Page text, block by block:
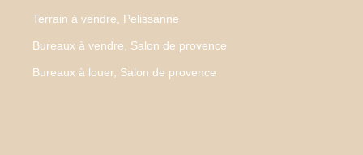
Terrain à vendre, Pelissanne
Bureaux à vendre, Salon de provence
Bureaux à louer, Salon de provence